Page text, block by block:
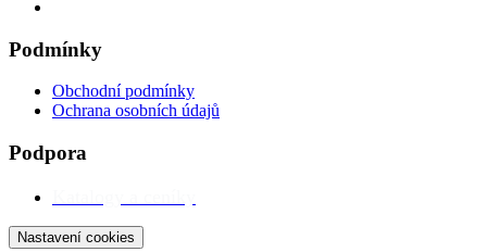
Podmínky
Obchodní podmínky
Ochrana osobních údajů
Podpora
Nastavení cookies